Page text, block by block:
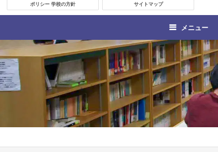
ポリシー 学校の方針 サイトマップ
メニュー